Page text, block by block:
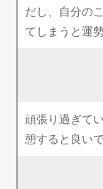
だし、自分の
てしまうと運
頑張り過ぎて
憩すると良いで